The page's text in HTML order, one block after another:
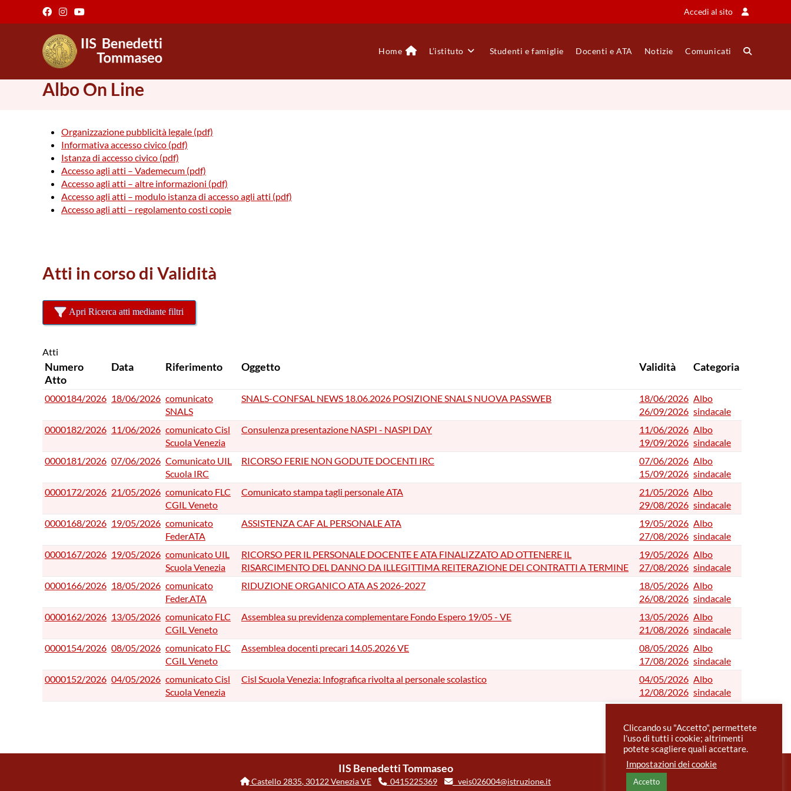
Accedi al sito
Home L’istituto Studenti e famiglie Docenti e ATA Notizie Comunicati Attiva/
Albo On Line
Organizzazione pubblicità legale (pdf)
Informativa accesso civico (pdf)
Istanza di accesso civico (pdf)
Accesso agli atti – Vademecum (pdf)
Accesso agli atti – altre informazioni (pdf)
Accesso agli atti – modulo istanza di accesso agli atti (pdf)
Accesso agli atti – regolamento costi copie
Atti in corso di Validità
Apri Ricerca atti mediante filtri
Atti
Numero
Atto
Data Riferimento Oggetto Validità Categoria
0000184/2026 18/06/2026 comunicato
SNALS
SNALS-CONFSAL NEWS 18.06.2026 POSIZIONE SNALS NUOVA PASSWEB
18/06/2026
26/09/2026
Albo
sindacale
0000182/2026 11/06/2026 comunicato Cisl
Scuola Venezia
Consulenza presentazione NASPI - NASPI DAY
11/06/2026
19/09/2026
Albo
sindacale
0000181/2026 07/06/2026 Comunicato UIL
Scuola IRC
RICORSO FERIE NON GODUTE DOCENTI IRC
07/06/2026
15/09/2026
Albo
sindacale
0000172/2026 21/05/2026 comunicato FLC
CGIL Veneto
Comunicato stampa tagli personale ATA
21/05/2026
29/08/2026
Albo
sindacale
0000168/2026 19/05/2026 comunicato
FederATA
ASSISTENZA CAF AL PERSONALE ATA
19/05/2026
27/08/2026
Albo
sindacale
0000167/2026 19/05/2026 comunicato UIL
Scuola Venezia
RICORSO PER IL PERSONALE DOCENTE E ATA FINALIZZATO AD OTTENERE IL
RISARCIMENTO DEL DANNO DA ILLEGITTIMA REITERAZIONE DEI CONTRATTI A TERMINE
19/05/2026
27/08/2026
Albo
sindacale
0000166/2026 18/05/2026 comunicato
Feder.ATA
RIDUZIONE ORGANICO ATA AS 2026-2027
18/05/2026
26/08/2026
Albo
sindacale
0000162/2026 13/05/2026 comunicato FLC
CGIL Veneto
Assemblea su previdenza complementare Fondo Espero 19/05 - VE
13/05/2026
21/08/2026
Albo
sindacale
0000154/2026 08/05/2026 comunicato FLC
CGIL Veneto
Assemblea docenti precari 14.05.2026 VE
08/05/2026
17/08/2026
Albo
sindacale
0000152/2026 04/05/2026 comunicato Cisl
Scuola Venezia
Cisl Scuola Venezia: Infografica rivolta al personale scolastico
04/05/2026
12/08/2026
Albo
sindacale
IIS Benedetti Tommaseo
Castello 2835, 30122VeneziaVE 0415225369 veis026004@istruzione.it
Cliccando su "Accetto", permettete
l'uso di tutti i cookie; altrimenti
potete scagliere quali accettare.
Impostazioni dei cookie
Accetto